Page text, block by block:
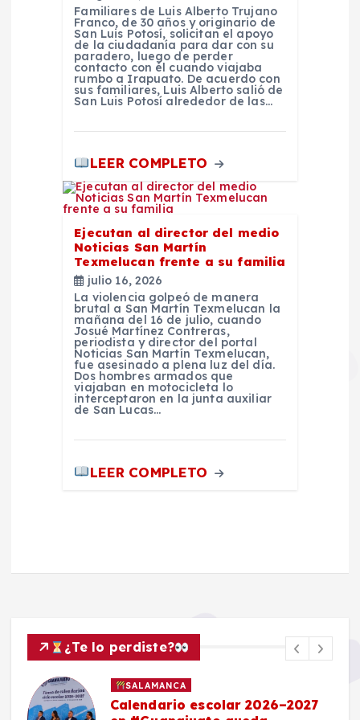
Familiares de Luis Alberto Trujano
Franco, de 30 años y originario de
San Luis Potosí, solicitan el apoyo
de la ciudadanía para dar con su
paradero, luego de perder
contacto con él cuando viajaba
rumbo a Irapuato. De acuerdo con
sus familiares, Luis Alberto salió de
San Luis Potosí alrededor de las…
LEER COMPLETO
Ejecutan al director del medio
Noticias San Martín
Texmelucan frente a su familia
julio 16, 2026
La violencia golpeó de manera
brutal a San Martín Texmelucan la
mañana del 16 de julio, cuando
Josué Martínez Contreras,
periodista y director del portal
Noticias San Martín Texmelucan,
fue asesinado a plena luz del día.
Dos hombres armados que
viajaban en motocicleta lo
interceptaron en la junta auxiliar
de San Lucas…
LEER COMPLETO
¿Te lo perdiste?
SALAMANCA
Calendario escolar 2026–2027